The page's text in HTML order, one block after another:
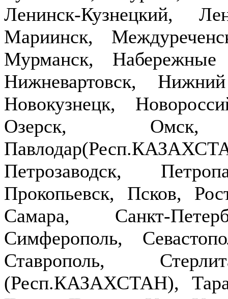
Ленинск-Кузнецкий,
Мариинск,
Мурманск,
Нижневартовск,
Новокузнецк,
Озерск,
Петрозаводск,
Прокопьевск, Псков,
Самара, Санкт-
Симферополь,
Ставрополь,
(Респ.КАЗАХСТАН),